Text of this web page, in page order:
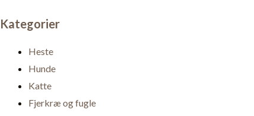
Kategorier
Heste
Hunde
Katte
Fjerkræ og fugle